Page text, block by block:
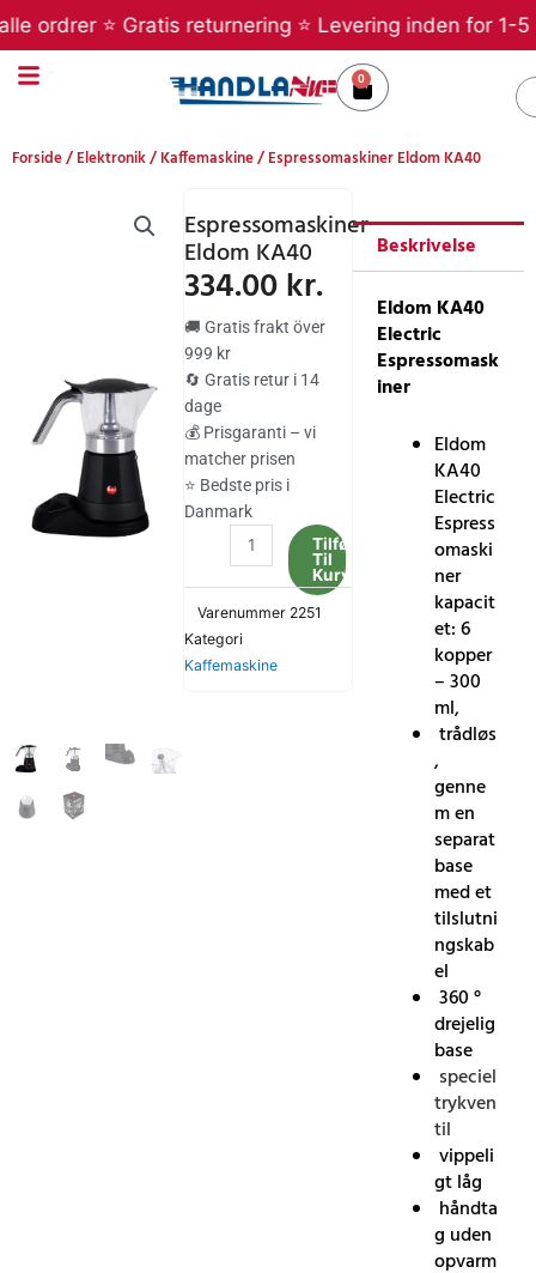
til
indholdet
⭐ Gratis returnering ⭐ Levering inden for 1-5
0
Kurv
Forside/Elektronik/Kaffemaskine/ Espressomaskiner Eldom KA40
Espressomaskiner
Eldom KA40
334.00kr.
🚚 Gratis frakt över
999 kr
🔄 Gratis retur i 14
dage
💰 Prisgaranti – vi
matcher prisen
⭐ Bedste pris i
Danmark
Espressomaskiner
KA40
antal
Tilføj
Til
Kurv
Varenummer 2251
Kategori
Kaffemaskine
Beskrivelse
Eldom KA40
Electric
Espressomask
iner
Eldom
KA40
Electric
Espress
omaski
ner
kapacit
et: 6
kopper
– 300
ml,
trådløs
,
genne
m en
separat
base
med et
tilslutni
ngskab
el
360 °
drejelig
base
speciel
trykven
til
vippeli
gt låg
håndta
g uden
opvarm